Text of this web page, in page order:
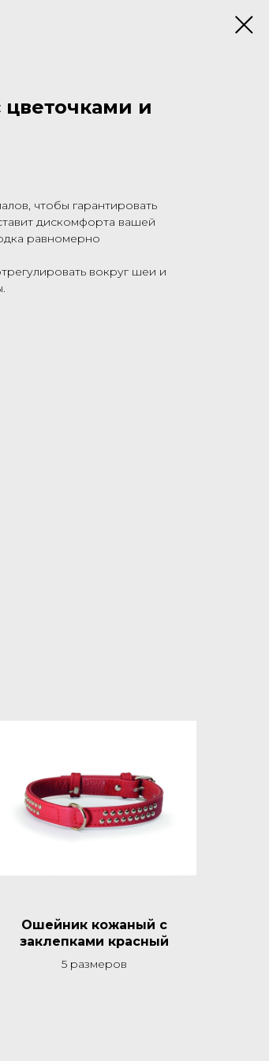
и
чтобы гарантировать
дискомфорта вашей
равномерно
вокруг шеи и
Ошейник кожаный с
заклепками красный
5 размеров